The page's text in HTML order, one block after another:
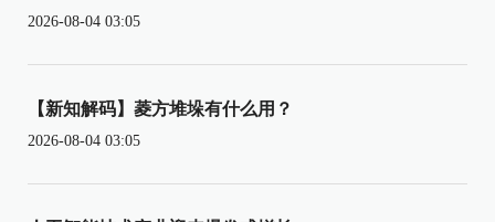
2026-08-04 03:05
【新知解码】菱方堆垛有什么用？
2026-08-04 03:05